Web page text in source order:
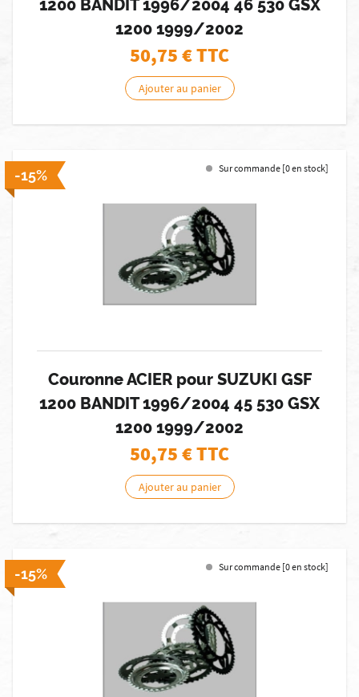
1200 BANDIT 1996/2004 46 530 GSX
1200 1999/2002
50,75€ TTC
Ajouter au panier
-15% Sur commande [0 en stock]
Couronne ACIER pour SUZUKI GSF
1200 BANDIT 1996/2004 45 530 GSX
1200 1999/2002
50,75€ TTC
Ajouter au panier
-15% Sur commande [0 en stock]